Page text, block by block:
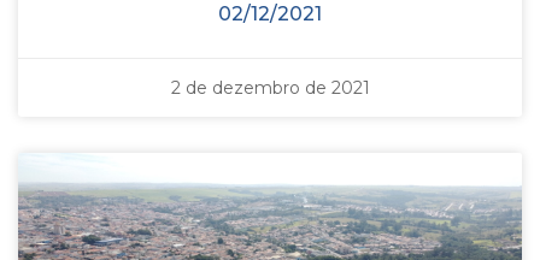
02/12/2021
2 de dezembro de 2021